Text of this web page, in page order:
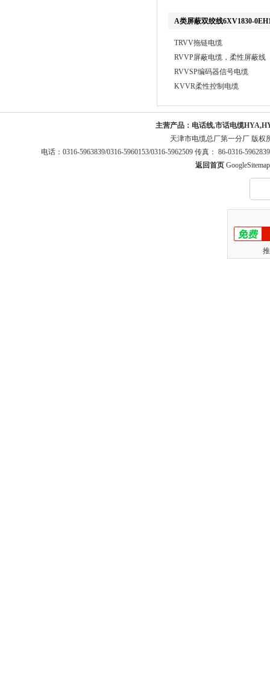
A类屏蔽双绞线6XV1830-
TRVV拖链电缆
RVVP屏蔽电缆，柔性屏蔽线
RVVSP编码器信号电缆
KVVR柔性控制电缆
主营产品： 电话线,市话电缆
天津市电缆总厂第一分厂 版权
电话：0316-5963839/0316-5960153/0316-5962509 传真： 86-0316-
返回首页 GoogleSitemap